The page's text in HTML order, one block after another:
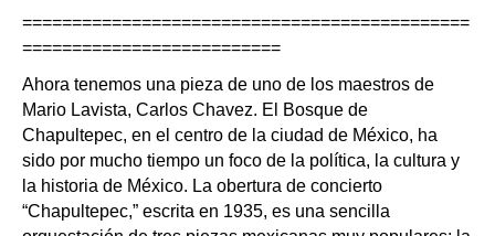
=============================================
==========================
Ahora tenemos una pieza de uno de los maestros de
Mario Lavista, Carlos Chavez. El Bosque de
Chapultepec, en el centro de la ciudad de México, ha
sido por mucho tiempo un foco de la política, la cultura y
la historia de México. La obertura de concierto
“Chapultepec,” escrita en 1935, es una sencilla